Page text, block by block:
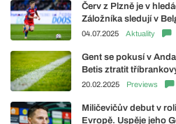
Červ z Plzně je v
Záložníka sledují v
04.07.2025 Aktuality
Gent se pokusí v
Betis ztratit
20.02.2025 Previews
Miličevičův debut v
Evropě. Uspěje jeho